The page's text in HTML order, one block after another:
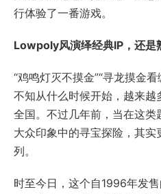
行体验了一番游戏。
Lowpoly风演绎经典IP，还是
“鸡鸣灯灭不摸金”“寻龙摸金
不知从什么时候开始，越来
全国。不过几年前，当在这类
大众印象中的寻宝探险，其
列。
时至今日，这个自1996年发